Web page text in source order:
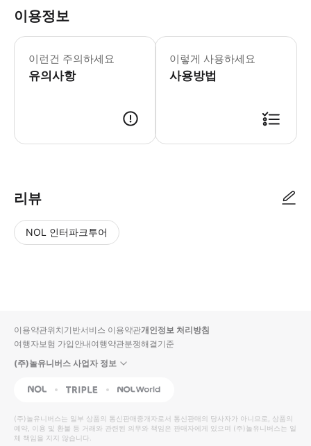
이용정보
이런건 주의하세요
유의사항
이렇게 사용하세요
사용방법
리뷰
NOL 인터파크투어
입니
다.
높
은
동
영
순
상
이용약관위치기반서비스 이용약관개인정보 처리방침
여행자보험 가입안내여행약관분쟁해결기준
(주)놀유니버스 사업자 정보
NOL Triple Interpark Global
(주)놀유니버스는 일부 상품의 통신판매중개자로서 통신판매의 당사자가 아니므로, 상품의
예약, 이용 및 환불 등 거래와 관련된 의무와 책임은 판매자에게 있으며 (주)놀유니버스는 일
체 책임을 지지 않습니다.